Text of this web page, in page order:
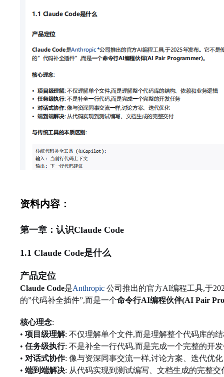
资料内容：
第一章：认识Claude Code
1.1 Claude Code是什么
产品定位
Claude Code是Anthropic 公司推出的官方AI编程工具,于
的”代码补全插件”,而是一个命令行AI编程伙伴(AI Pair
核心理念:
• 项目级理解: 不仅理解单个文件,而是理解整个代码库的
• 任务级执行: 不是补全一行代码,而是完成一个完整的开
• 对话式协作: 像与资深同事交流一样,讨论方案、迭代优化
• 端到端解决: 从代码实现到测试编写、文档生成的完整交